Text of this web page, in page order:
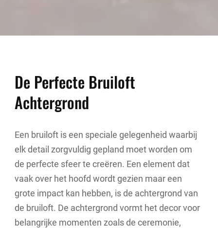
De Perfecte Bruiloft
Achtergrond
Een bruiloft is een speciale gelegenheid waarbij
elk detail zorgvuldig gepland moet worden om
de perfecte sfeer te creëren. Een element dat
vaak over het hoofd wordt gezien maar een
grote impact kan hebben, is de achtergrond van
de bruiloft. De achtergrond vormt het decor voor
belangrijke momenten zoals de ceremonie,